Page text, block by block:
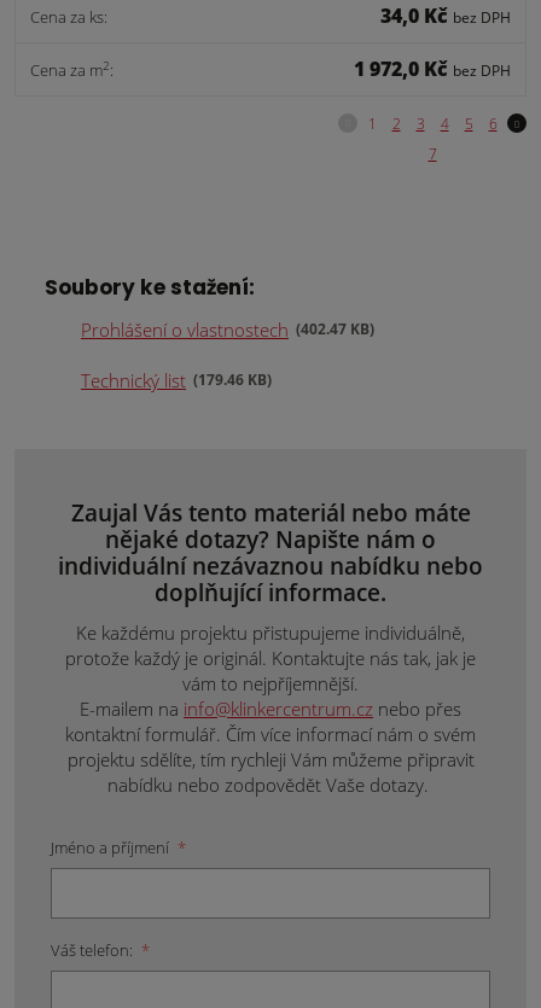
Cena za ks: 34,0 Kč bez DPH
Cena za m2: 1 972,0 Kč bez DPH
Soubory ke stažení:
Prohlášení o vlastnostech 402.47 KB
Technický list 179.46 KB
Zaujal Vás tento materiál nebo máte
nějaké dotazy? Napište nám o
individuální nezávaznou nabídku nebo
doplňující informace.
Ke každému projektu přistupujeme individuálně,
protože každý je originál. Kontaktujte nás tak, jak je
vám to nejpříjemnější.
E-mailem na info@klinkercentrum.cz nebo přes
kontaktní formulář. Čím více informací nám o svém
projektu sdělíte, tím rychleji Vám můžeme připravit
nabídku nebo zodpovědět Vaše dotazy.
Jméno a příjmení *
Váš telefon: *